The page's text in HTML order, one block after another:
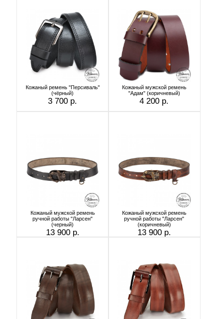
Кожаный ремень "Персиваль"
(чёрный)
3 700 р.
Кожаный мужской ремень
"Адам" (коричневый)
4 200 р.
Кожаный мужской ремень
ручной работы "Ларсен"
(черный)
13 900 р.
Кожаный мужской ремень
ручной работы "Ларсен"
(коричневый)
13 900 р.